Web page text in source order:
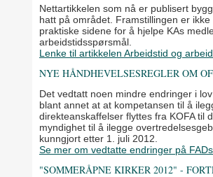
Nettartikkelen som nå er publisert
hatt på området. Framstillingen er
praktiske sidene for å hjelpe KAs
arbeidstidsspørsmål.
Lenke til artikkelen Arbeidstid og
NYE HÅNDHEVELSESREGLER OM
Det vedtatt noen mindre endringer i
blant annet at at kompetansen til å
direkteanskaffelser flyttes fra KOFA til
myndighet til å ilegge
kunngjort etter 1. juli 2012.
Se mer om vedtatte endringer på
"SOMMERÅPNE KIRKER 2012" -